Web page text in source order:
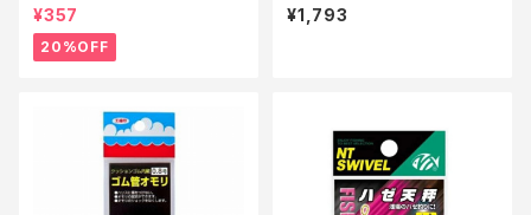
¥357
20%OFF
¥1,793